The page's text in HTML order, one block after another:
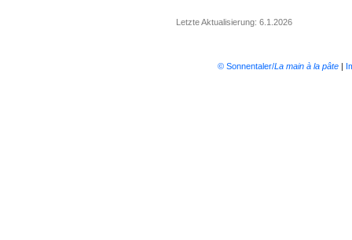
Letzte Aktualisierung: 6.1.2026
© Sonnentaler/La main à la pâte|